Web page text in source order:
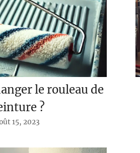
le rouleau de
?
15, 2023